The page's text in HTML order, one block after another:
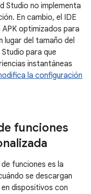
Studio no implementa
En cambio, el IDE
optimizados para
lugar del tamaño del
para que
instantáneas
la configuración
funciones
funciones es la
se descargan
dispositivos con